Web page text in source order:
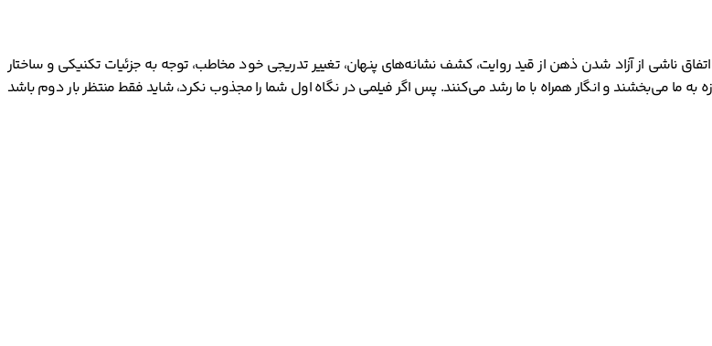
ناشی از آزاد شدن ذهن از قید روایت، کشف نشانه‌های پنهان، تغییر تدریجی خود مخاطب، توجه به جزئیات تکنیکی و ساختار
به ما می‌بخشند و انگار همراه با ما رشد می‌کنند. پس اگر فیلمی در نگاه اول شما را مجذوب نکرد، شاید فقط منتظر بار دوم باشد